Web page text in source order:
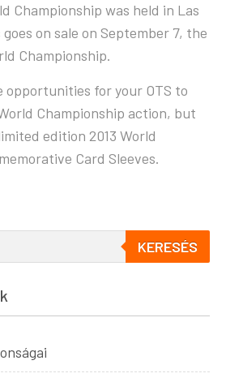
Championship was held in Las
on sale on September 7, the
Championship.
opportunities for your OTS to
Championship action, but
edition 2013 World
Card Sleeves.
KERESÉS